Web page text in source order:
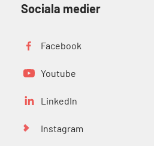
Sociala medier
Facebook
Youtube
LinkedIn
Instagram